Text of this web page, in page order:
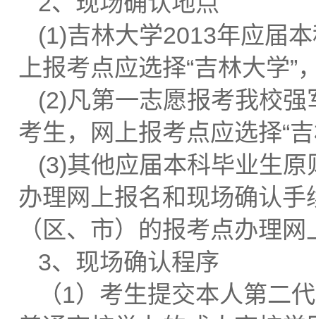
(1)吉林大学2013年应届
上报考点应选择“吉林大学
(2)凡第一志愿报考我校
考生，网上报考点应选择“
(3)其他应届本科毕业生
办理网上报名和现场确认
（区、市）的报考点办理
3、现场确认程序
（1）考生提交本人第二